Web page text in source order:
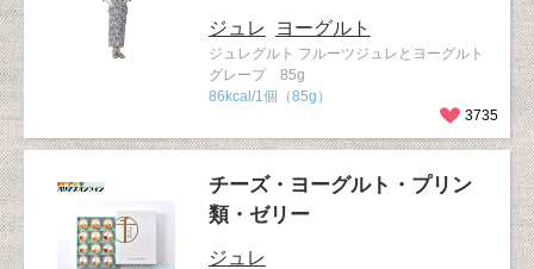
ジュレ ヨーグルト
ジュレグルト フルーツジュレとヨーグルト
グレープ 85g
86kcal/1個（85g）
3735
チーズ・ヨーグルト・プリン
類・ゼリー
ジュレ